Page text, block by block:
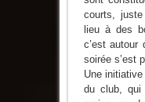
courts, juste
lieu à des
c’est autour
soirée s’est
Une
du club, qui